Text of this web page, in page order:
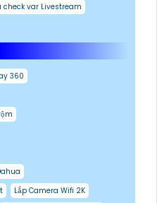
check var Livestream
360
Lắp Camera Wifi 2K